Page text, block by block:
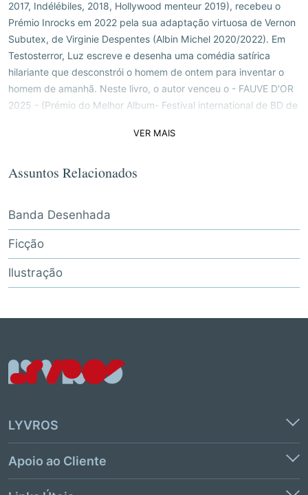
2017, Indélébiles, 2018, Hollywood menteur 2019), recebeu o
Prémio Inrocks em 2022 pela sua adaptação virtuosa de Vernon
Subutex, de Virginie Despentes (Albin Michel 2020/2022). Em
Testosterror, Luz escreve e desenha uma comédia satírica
hilariante que desconstrói o homem de ontem para inventar o
homem de amanhã. Neste livro, o autor venceu o - FAUVE D'OR
2025 - (Prémio do Melhor Album- Festival international de BD de
VER MAIS
Assuntos Relacionados
Banda Desenhada
Ficção
Ilustração
LYVROS
Apoio ao Cliente